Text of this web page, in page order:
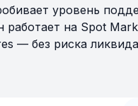
уровень
на Spot
— без риска
подключение Aster,